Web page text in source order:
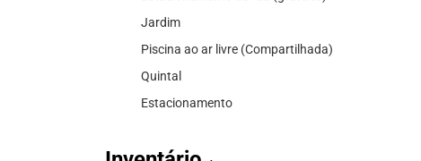
Jardim
Piscina ao ar livre (Compartilhada)
Quintal
Estacionamento